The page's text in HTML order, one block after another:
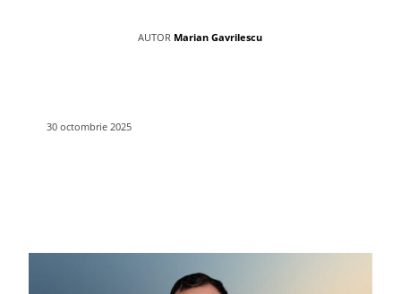
AUTOR Marian Gavrilescu
30 octombrie 2025